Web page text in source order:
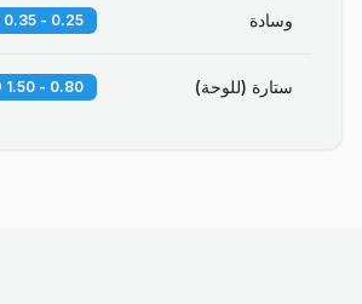
وسادة 0.25 - 0.35 BD
ستارة (للوحة) 0.80 - 1.50 BD